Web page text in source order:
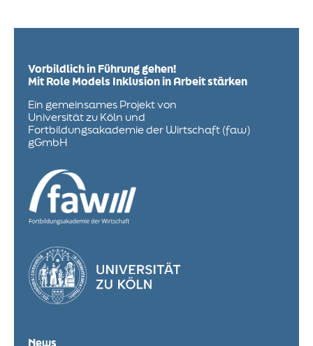
Vorbildlich in Führung gehen!
Mit Role Models Inklusion in Arbeit stärken
Ein gemeinsames Projekt von
Universität zu Köln und
Fortbildungsakademie der Wirtschaft (faw)
gGmbH
News